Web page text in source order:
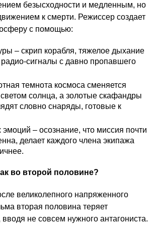
безысходности и медленным, но
к смерти. Режиссер создает
с помощью:
– скрип корабля, тяжелое дыхание
сигналы с давно пропавшего
темнота космоса сменяется
солнца, а золотые скафандры
словно снаряды, готовые к
эмоций – осознание, что миссия почти
делает каждого члена экипажа
во второй половине?
великолепного напряженного
вторая половина теряет
вводя не совсем нужного антагониста.